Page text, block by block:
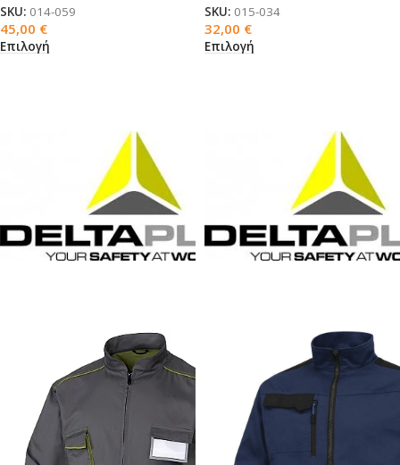
SKU: 014-059
45,00 €
Επιλογή
SKU: 015-034
32,00 €
Επιλογή